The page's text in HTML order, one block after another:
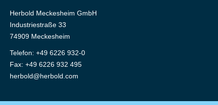
Herbold Meckesheim GmbH
Industriestraße 33
74909 Meckesheim
Telefon: +49 6226 932-0
Fax: +49 6226 932 495
herbold@herbold.com